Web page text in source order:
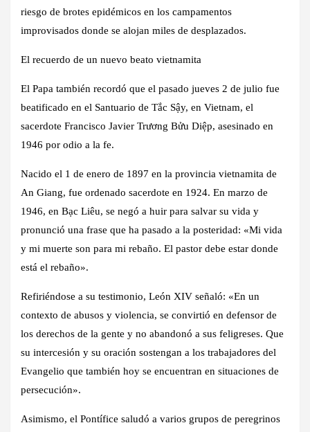
riesgo de brotes epidémicos en los campamentos
improvisados donde se alojan miles de desplazados.
El recuerdo de un nuevo beato vietnamita
El Papa también recordó que el pasado jueves 2 de julio fue
beatificado en el Santuario de Tắc Sậy, en Vietnam, el
sacerdote Francisco Javier Trương Bửu Diệp, asesinado en
1946 por odio a la fe.
Nacido el 1 de enero de 1897 en la provincia vietnamita de
An Giang, fue ordenado sacerdote en 1924. En marzo de
1946, en Bạc Liêu, se negó a huir para salvar su vida y
pronunció una frase que ha pasado a la posteridad: «Mi vida
y mi muerte son para mi rebaño. El pastor debe estar donde
está el rebaño».
Refiriéndose a su testimonio, León XIV señaló: «En un
contexto de abusos y violencia, se convirtió en defensor de
los derechos de la gente y no abandonó a sus feligreses. Que
su intercesión y su oración sostengan a los trabajadores del
Evangelio que también hoy se encuentran en situaciones de
persecución».
Asimismo, el Pontífice saludó a varios grupos de peregrinos